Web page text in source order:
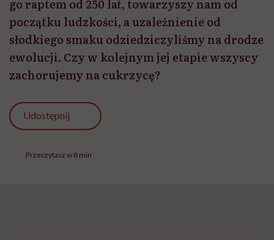
go raptem od 250 lat, towarzyszy nam od
początku ludzkości, a uzależnienie od
słodkiego smaku odziedziczyliśmy na drodze
ewolucji. Czy w kolejnym jej etapie wszyscy
zachorujemy na cukrzycę?
Udostępnij
Przeczytasz w 8 min